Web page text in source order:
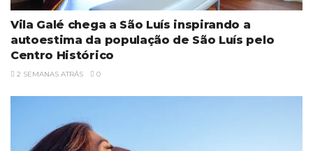
Vila Galé chega a São Luís inspirando a
autoestima da população de São Luís pelo
Centro Histórico
2 SEMANAS ATRÁS 0